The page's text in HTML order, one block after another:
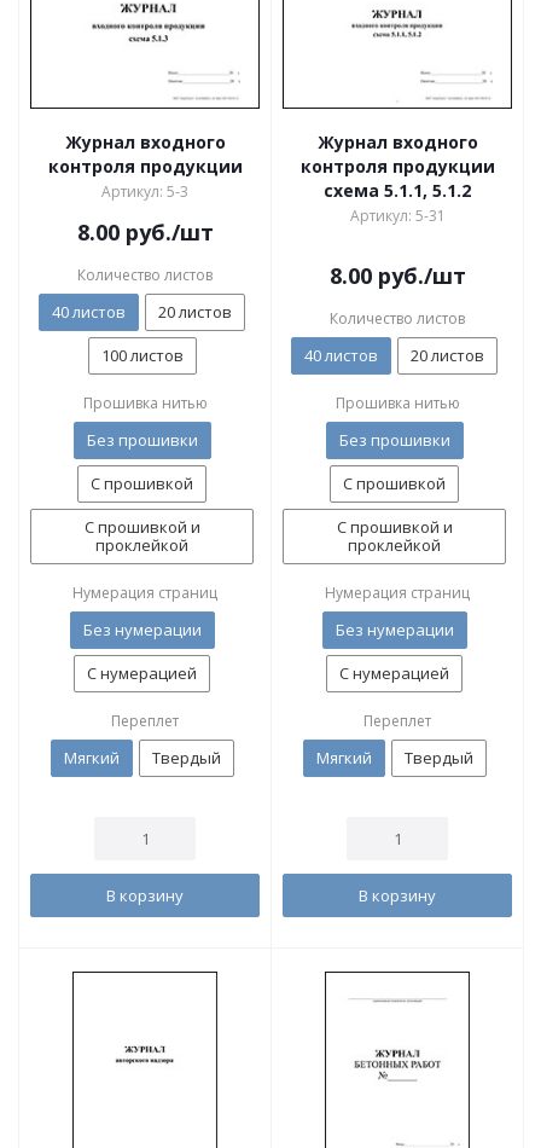
Журнал входного
контроля продукции
Артикул: 5-3
8.00руб./шт
Количество листов
40 листов
20 листов
100 листов
Прошивка нитью
Без прошивки
С прошивкой
С прошивкой и
проклейкой
Нумерация страниц
Без нумерации
С нумерацией
Переплет
Мягкий Твердый
В корзину
Журнал входного
контроля продукции
схема 5.1.1, 5.1.2
Артикул: 5-31
8.00руб./шт
Количество листов
40 листов 20 листов
Прошивка нитью
Без прошивки
С прошивкой
С прошивкой и
проклейкой
Нумерация страниц
Без нумерации
С нумерацией
Переплет
Мягкий Твердый
В корзину